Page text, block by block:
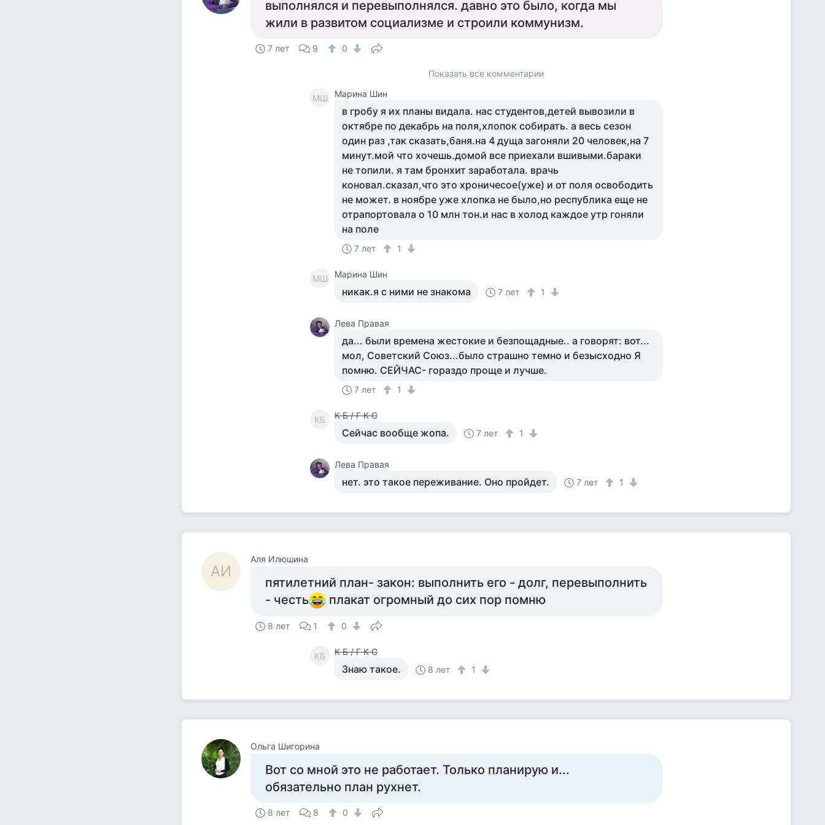
выполнялся и перевыполнялся. давно это было, когда мы
жили в развитом социализме и строили коммунизм.
7 лет 9 0
Показать все комментарии
МШ Марина Шин
в гробу я их планы видала. нас студентов,детей вывозили в
октябре по декабрь на поля,хлопок собирать. а весь сезон
один раз ,так сказать,баня.на 4 дуща загоняли 20 человек,на 7
минут.мой что хочешь.домой все приехали вшивыми.бараки
не топили. я там бронхит заработала. врачь
коновал.сказал,что это хроничесое(уже) и от поля освободить
не может. в ноябре уже хлопка не было,но республика еще не
отрапортовала о 10 млн тон.и нас в холод каждое утр гоняли
на поле
7 лет 1
МШ Марина Шин
никак.я с ними не знакома 7 лет 1
Лева Правая
да... были времена жестокие и безпощадные.. а говорят: вот...
мол, Советский Союз...было страшно темно и безысходно Я
помню. СЕЙЧАС- гораздо проще и лучше.
7 лет 1
КБ К Б / Г К С
Сейчас вообще жопа. 7 лет 1
Лева Правая
нет. это такое переживание. Оно пройдет. 7 лет 1
АИ
Аля Илюшина
пятилетний план- закон: выполнить его - долг, перевыполнить
- честь
плакат огромный до сих пор помню
8 лет 1 0
КБ К Б / Г К С
Знаю такое. 8 лет 1
Ольга Шигорина
Вот со мной это не работает. Только планирую и...
обязательно план рухнет.
8 лет 8 0